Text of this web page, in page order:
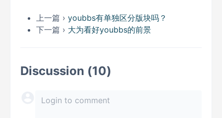
上一篇 › youbbs有单独区分版块吗？
下一篇 › 大为看好youbbs的前景
Discussion (10)